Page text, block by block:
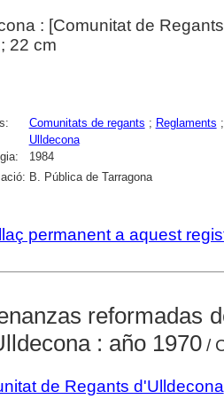
: [Comunitat de
22 cm
Comunitats de regants ; Reglaments
Ulldecona
1984
B. Pública de Tarragona
permanent a aquest
reformadas
: año 1970/
de Regants d'Ulldecona